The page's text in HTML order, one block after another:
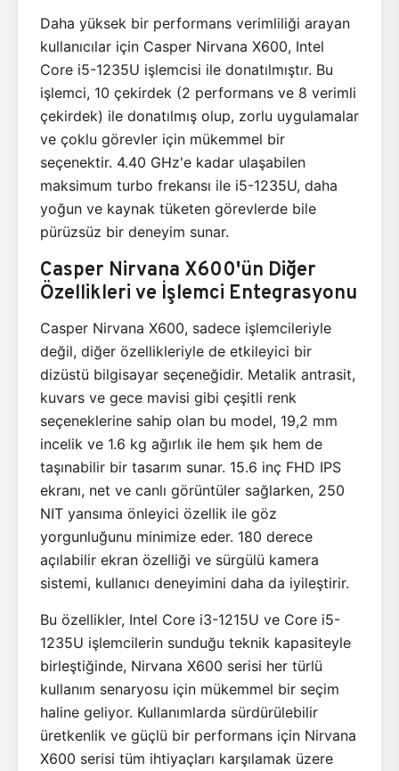
Daha yüksek bir performans verimliliği arayan
kullanıcılar için Casper Nirvana X600, Intel
Core i5-1235U işlemcisi ile donatılmıştır. Bu
işlemci, 10 çekirdek (2 performans ve 8 verimli
çekirdek) ile donatılmış olup, zorlu uygulamalar
ve çoklu görevler için mükemmel bir
seçenektir. 4.40 GHz'e kadar ulaşabilen
maksimum turbo frekansı ile i5-1235U, daha
yoğun ve kaynak tüketen görevlerde bile
pürüzsüz bir deneyim sunar.
Casper Nirvana X600'ün Diğer
Özellikleri ve İşlemci Entegrasyonu
Casper Nirvana X600, sadece işlemcileriyle
değil, diğer özellikleriyle de etkileyici bir
dizüstü bilgisayar seçeneğidir. Metalik antrasit,
kuvars ve gece mavisi gibi çeşitli renk
seçeneklerine sahip olan bu model, 19,2 mm
incelik ve 1.6 kg ağırlık ile hem şık hem de
taşınabilir bir tasarım sunar. 15.6 inç FHD IPS
ekranı, net ve canlı görüntüler sağlarken, 250
NIT yansıma önleyici özellik ile göz
yorgunluğunu minimize eder. 180 derece
açılabilir ekran özelliği ve sürgülü kamera
sistemi, kullanıcı deneyimini daha da iyileştirir.
Bu özellikler, Intel Core i3-1215U ve Core i5-
1235U işlemcilerin sunduğu teknik kapasiteyle
birleştiğinde, Nirvana X600 serisi her türlü
kullanım senaryosu için mükemmel bir seçim
haline geliyor. Kullanımlarda sürdürülebilir
üretkenlik ve güçlü bir performans için Nirvana
X600 serisi tüm ihtiyaçları karşılamak üzere